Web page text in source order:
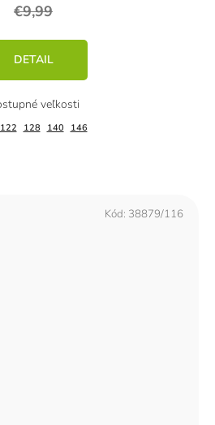
€9,99
DETAIL
122 128 140 146
Kód: 38879/116